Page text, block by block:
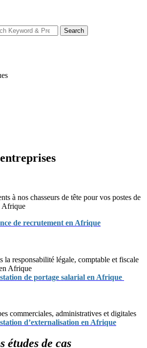
Search
entreprises
à nos chasseurs de tête pour vos postes de
Afrique
de recrutement en Afrique
la responsabilité légale, comptable et fiscale
Afrique
de portage salarial en Afrique
commerciales, administratives et digitales
d’externalisation en Afrique
études de cas